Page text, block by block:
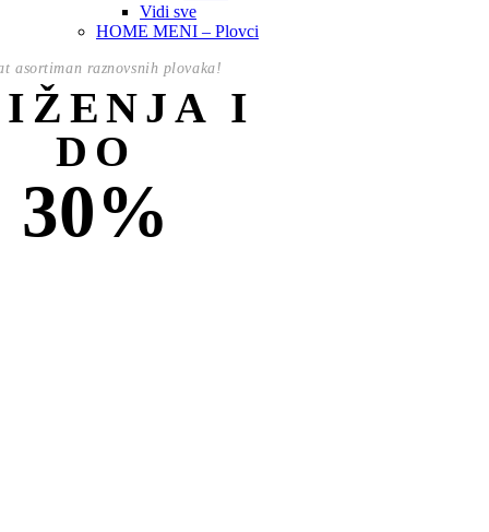
Vidi sve
HOME MENI – Plovci
asortiman raznovsnih plovaka!
I
DO
30%